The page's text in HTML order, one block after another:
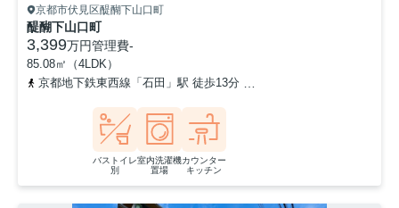
京都市伏見区醍醐下山口町
醍醐下山口町
3,399万円管理費-
85.08㎡（4LDK）
京都地下鉄東西線「石田」駅 徒歩13分
バストイレ
別
室内洗濯機
置場
カウンター
キッチン